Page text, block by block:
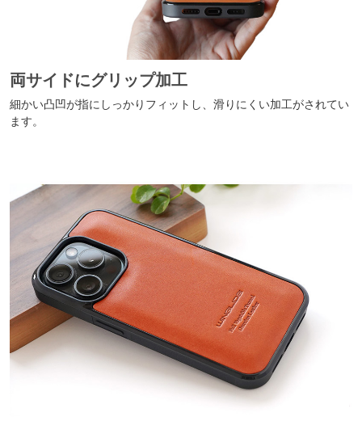
両サイドにグリップ加工
細かい凸凹が指にしっかりフィットし、滑りにくい加工がされてい
ます。